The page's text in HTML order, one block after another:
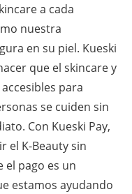
a cada
nuestra
en su piel. Kueski
que el skincare y
para
se cuiden sin
Con Kueski Pay,
el K-Beauty sin
el pago es un
estamos ayudando